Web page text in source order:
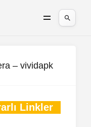
– vividapk
Linkler